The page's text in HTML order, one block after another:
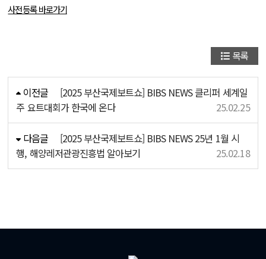
사전등록 바로가기
목록
이전글
[2025 부산국제보트쇼] BIBS NEWS 클리퍼 세계일
주 요트대회가 한국에 온다
25.02.25
다음글
[2025 부산국제보트쇼] BIBS NEWS 25년 1월 시
행, 해양레저관광진흥법 알아보기
25.02.18